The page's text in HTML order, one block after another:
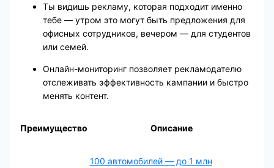
Ты видишь рекламу, которая подходит именно
тебе — утром это могут быть предложения для
офисных сотрудников, вечером — для студентов
или семей.
Онлайн-мониторинг позволяет рекламодателю
отслеживать эффективность кампании и быстро
менять контент.
Преимущество Описание
100 автомобилей — до 1 млн